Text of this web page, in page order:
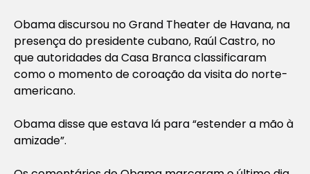
Obama discursou no Grand Theater de Havana, na
presença do presidente cubano, Raúl Castro, no
que autoridades da Casa Branca classificaram
como o momento de coroação da visita do norte-
americano.
Obama disse que estava lá para “estender a mão à
amizade”.